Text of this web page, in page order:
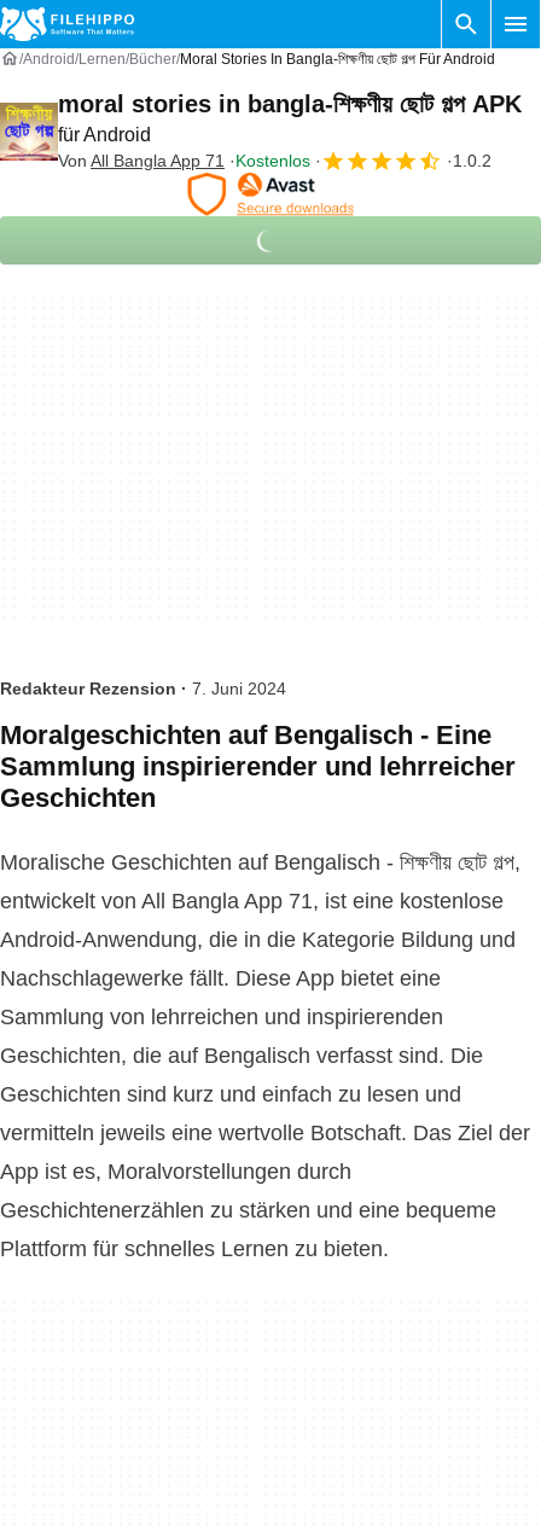
Android Lernen Bücher Moral Stories In Bangla-শিক্ষণীয় ছোট গল্প Für Android
moral stories in bangla-শিক্ষণীয় ছোট গল্প APK
für Android
Von All Bangla App 71 Kostenlos 1.0.2
Redakteur Rezension · 7. Juni 2024
Moralgeschichten auf Bengalisch - Eine
Sammlung inspirierender und lehrreicher
Geschichten
Moralische Geschichten auf Bengalisch - শিক্ষণীয় ছোট গল্প,
entwickelt von All Bangla App 71, ist eine kostenlose
Android-Anwendung, die in die Kategorie Bildung und
Nachschlagewerke fällt. Diese App bietet eine
Sammlung von lehrreichen und inspirierenden
Geschichten, die auf Bengalisch verfasst sind. Die
Geschichten sind kurz und einfach zu lesen und
vermitteln jeweils eine wertvolle Botschaft. Das Ziel der
App ist es, Moralvorstellungen durch
Geschichtenerzählen zu stärken und eine bequeme
Plattform für schnelles Lernen zu bieten.